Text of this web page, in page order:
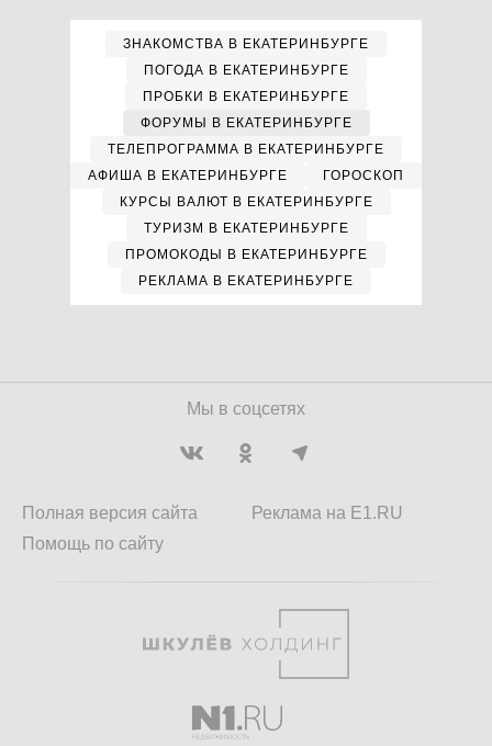
ЗНАКОМСТВА В ЕКАТЕРИНБУРГЕ
ПОГОДА В ЕКАТЕРИНБУРГЕ
ПРОБКИ В ЕКАТЕРИНБУРГЕ
ФОРУМЫ В ЕКАТЕРИНБУРГЕ
ТЕЛЕПРОГРАММА В ЕКАТЕРИНБУРГЕ
АФИША В ЕКАТЕРИНБУРГЕ
ГОРОСКОП
КУРСЫ ВАЛЮТ В ЕКАТЕРИНБУРГЕ
ТУРИЗМ В ЕКАТЕРИНБУРГЕ
ПРОМОКОДЫ В ЕКАТЕРИНБУРГЕ
РЕКЛАМА В ЕКАТЕРИНБУРГЕ
Мы в соцсетях
Полная версия сайта
Помощь по сайту
Реклама на E1.RU